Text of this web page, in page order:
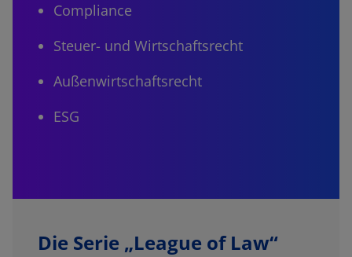
Compliance
Steuer- und Wirtschaftsrecht
Außenwirtschaftsrecht
ESG
Die Serie „League of Law“